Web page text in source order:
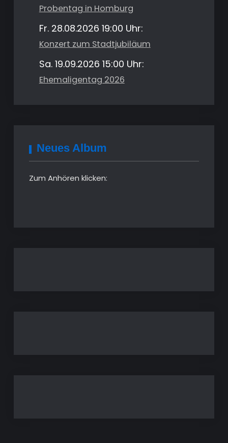
Probentag in Homburg
Fr. 28.08.2026 19:00 Uhr:
Konzert zum Stadtjubiläum
Sa. 19.09.2026 15:00 Uhr:
Ehemaligentag 2026
Neues Album
Zum Anhören klicken: